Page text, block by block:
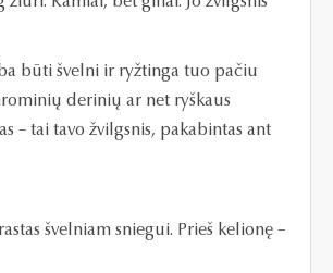
būti švelni ir ryžtinga tuo pačiu
derinių ar net ryškaus
– tai tavo žvilgsnis, pakabintas ant
švelniam sniegui. Prieš kelionę –